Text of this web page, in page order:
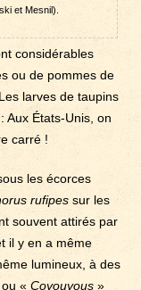
et Mesnil).
considérables
ou de pommes de
larves de taupins
Aux États-Unis, on
carré !
les écorces
rufipes sur les
souvent attirés par
il y en a même
lumineux, à des
ou «Coyouyous »